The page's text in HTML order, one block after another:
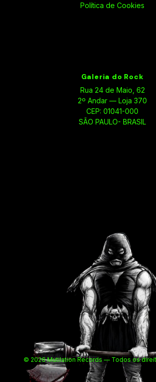
Política de Cookies
Galeria do Rock
Rua 24 de Maio, 62
2º Andar — Loja 370
CEP: 01041-000
SÃO PAULO- BRASIL
© 2026 Mutilation Records — Todos os